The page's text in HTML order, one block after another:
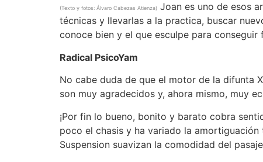
(Texto y fotos: Álvaro Cabezas Atienza) Joan es uno de esos
técnicas y llevarlas a la practica, buscar
conoce bien y el que esculpe para
Radical PsicoYam
No cabe duda de que el motor de la difunta
son muy agradecidos y, ahora mismo, muy
¡Por fin lo bueno, bonito y barato cobra
poco el chasis y ha variado la
Suspension suavizan la comodidad del